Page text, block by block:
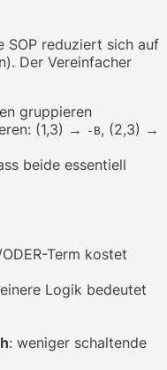
SOP reduziert sich auf
Der Vereinfacher
gruppieren
(1,3) →
-B, (2,3) →
beide essentiell
Term kostet
Logik bedeutet
: weniger schaltende